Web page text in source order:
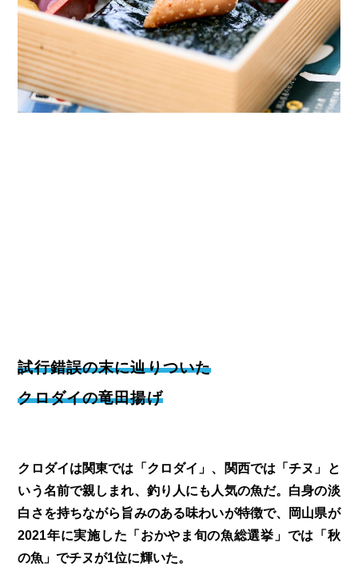
試行錯誤の末に辿りついた
クロダイの竜田揚げ
クロダイは関東では「クロダイ」、関西では「チヌ」と
いう名前で親しまれ、釣り人にも人気の魚だ。白身の淡
白さを持ちながら旨みのある味わいが特徴で、岡山県が
2021年に実施した「おかやま旬の魚総選挙」では「秋
の魚」でチヌが1位に輝いた。